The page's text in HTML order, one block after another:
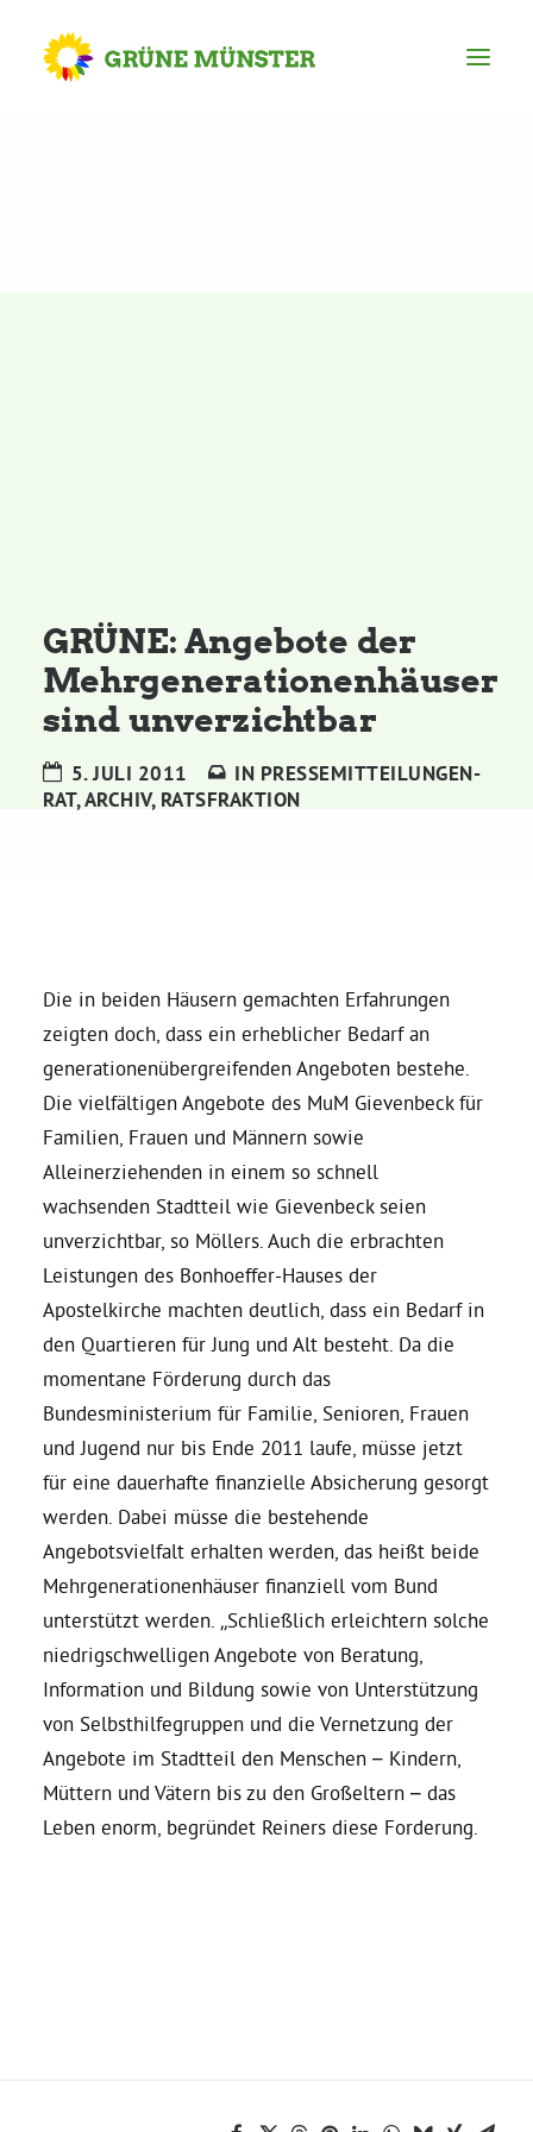
Grünes Zentrum
Personen
Sylvia Rietenberg, MdB
Robin Korte, MdL
Delegierte
Grüne im Rathaus
Ratsfraktion
Ratsmitglieder 2025 – 2030
Fraktionsgeschäftsstelle
Bezirksvertretungen
Aktiv werden
Termine
GRÜNE: Angebote der
Mehrgenerationenhäuser
sind unverzichtbar
5. JULI 2011 IN PRESSEMITTEILUNGEN-
RAT,ARCHIV, RATSFRAKTION
Die in beiden Häusern gemachten Erfahrungen
zeigten doch, dass ein erheblicher Bedarf an
generationenübergreifenden Angeboten bestehe.
Die vielfältigen Angebote des MuM Gievenbeck für
Familien, Frauen und Männern sowie
Alleinerziehenden in einem so schnell
wachsenden Stadtteil wie Gievenbeck seien
unverzichtbar, so Möllers. Auch die erbrachten
Leistungen des Bonhoeffer-Hauses der
Apostelkirche machten deutlich, dass ein Bedarf in
den Quartieren für Jung und Alt besteht. Da die
momentane Förderung durch das
Bundesministerium für Familie, Senioren, Frauen
und Jugend nur bis Ende 2011 laufe, müsse jetzt
für eine dauerhafte finanzielle Absicherung gesorgt
werden. Dabei müsse die bestehende
Angebotsvielfalt erhalten werden, das heißt beide
Mehrgenerationenhäuser finanziell vom Bund
unterstützt werden. „Schließlich erleichtern solche
niedrigschwelligen Angebote von Beratung,
Information und Bildung sowie von Unterstützung
von Selbsthilfegruppen und die Vernetzung der
Angebote im Stadtteil den Menschen – Kindern,
Müttern und Vätern bis zu den Großeltern – das
Leben enorm, begründet Reiners diese Forderung.